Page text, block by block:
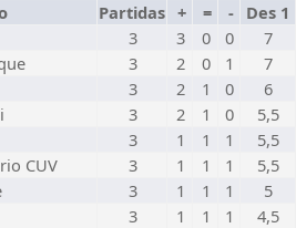
Partidas + = - Des 1
3 3 0 0 7
3 2 0 1 7
3 2 1 0 6
3 2 1 0 5,5
3 1 1 1 5,5
CUV 3 1 1 1 5,5
3 1 1 1 5
3 1 1 1 4,5